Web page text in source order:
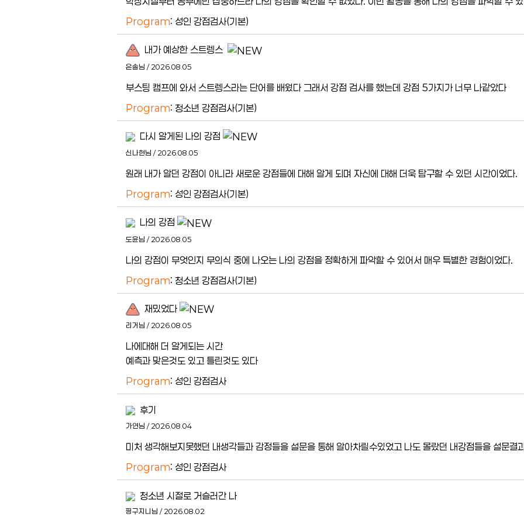
Program: 성인 강점검사(기본)
내가 예상한 스트렝스
은솔님 / 2026.08.05
부스팅 캠프에 와서 스트렝스라는 단어를 배웠다 그래서 강점 검사를 했는데 강점 5가지가 너무 나같았다
Program: 청소년 강점검사(기본)
다시 알게된 나의 강점
신나현님 / 2026.08.05
원래 내가 알던 강점이 아니라 새로운 강점들에 대해 알게 되며 자신에 대해 더욱 탐구할 수 있던 시간이었다.
Program: 성인 강점검사(기본)
나의 강점
도윤님 / 2026.08.05
나의 강점이 무엇인지 무의식 중에 나오는 나의 강점을 정확하게 파악할 수 있어서 매우 특별한 경험이었다.
Program: 청소년 강점검사(기본)
재밌었다
리거님 / 2026.08.05
나에대해 더 알게되는 시간
예측과 맞은것도 있고 틀린것도 있다
Program: 성인 강점검사
후기
가연님 / 2026.08.04
미처 생각해보지못했던 내생각들과 감정들을 설문을 통해 알아차릴수있었고 나도 몰랐던 내강점들을 설문
Program: 성인 강점검사
청소년 시절로 거슬러간 나
핑구지니님 / 2026.08.02